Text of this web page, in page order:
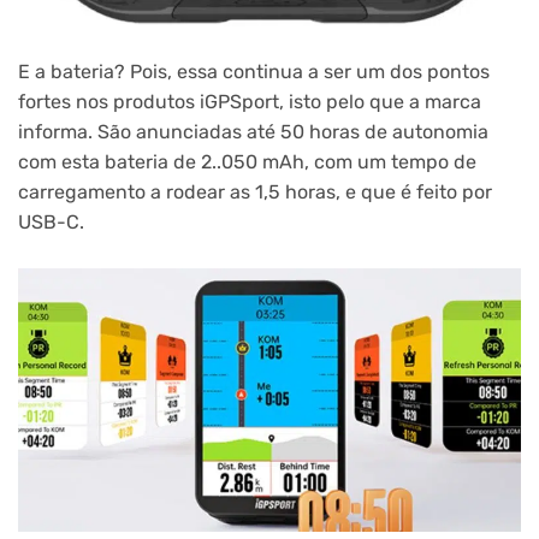
E a bateria? Pois, essa continua a ser um dos pontos
fortes nos produtos iGPSport, isto pelo que a marca
informa. São anunciadas até 50 horas de autonomia
com esta bateria de 2..050 mAh, com um tempo de
carregamento a rodear as 1,5 horas, e que é feito por
USB-C.